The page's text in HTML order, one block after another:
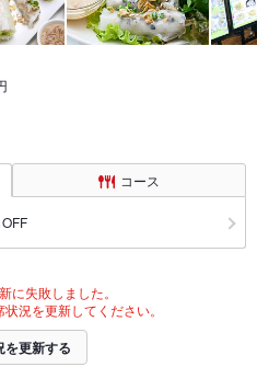
コース
に失敗しました。
況を更新してください。
を更新する